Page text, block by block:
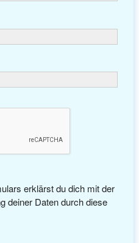
erklärst du dich mit der
deiner Daten durch diese